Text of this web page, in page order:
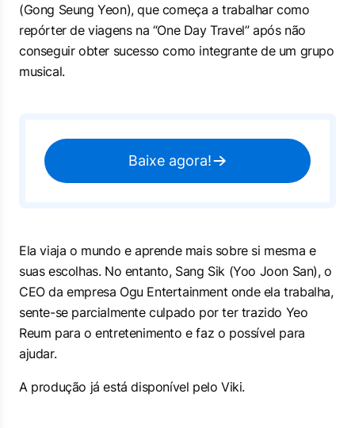
(Gong Seung Yeon), que começa a trabalhar como
repórter de viagens na “One Day Travel” após não
conseguir obter sucesso como integrante de um grupo
musical.
Baixe agora!
Ela viaja o mundo e aprende mais sobre si mesma e
suas escolhas. No entanto, Sang Sik (Yoo Joon San), o
CEO da empresa Ogu Entertainment onde ela trabalha,
sente-se parcialmente culpado por ter trazido Yeo
Reum para o entretenimento e faz o possível para
ajudar.
A produção já está disponível pelo Viki.